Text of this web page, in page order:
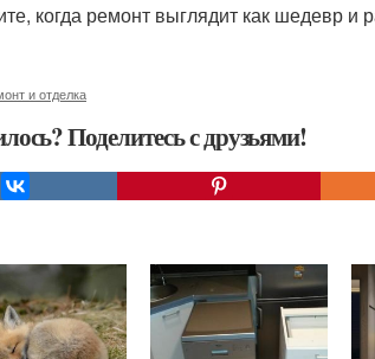
когда ремонт выглядит как шедевр и
и отделка
Поделитесь с друзьями!